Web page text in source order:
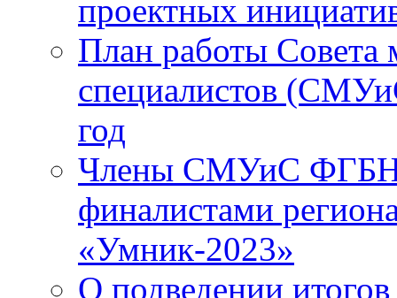
проектных
План работы
специалистов
год
Члены СМУиС
финалистами
«Умник-2023»
О подведении